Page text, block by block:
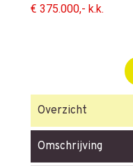
€ 375.000,- k.k.
Overzicht
Omschrijving